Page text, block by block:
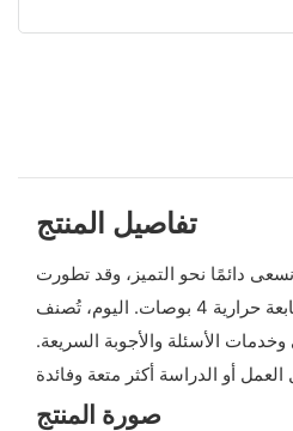
تفاصيل المنتج
نسعى دائمًا نحو التميز، وقد تطورت ZYWELL لتصبح شركة رائدة في السوق وموجهة نحو العملاء. نركز على تعزيز قدرات البحث العلمي وإتمام أعمال الخدمات. أنشأنا قسمًا لخدمة العملاء لتقديم خدمات سريعة
للعملاء بشكل أفضل، بما في ذلك إشعار تتبع الطلبات. طابعة حرارية 4 بوصات. اليوم، تُصنف ZYWELL في صدارة الموردين المحترفين ذوي الخبرة في هذا المجال. يمكننا تصميم وتطوير وتصنيع وبيع سلاسل
الأسئلة والأجوبة السريعة.
صورة المنتج